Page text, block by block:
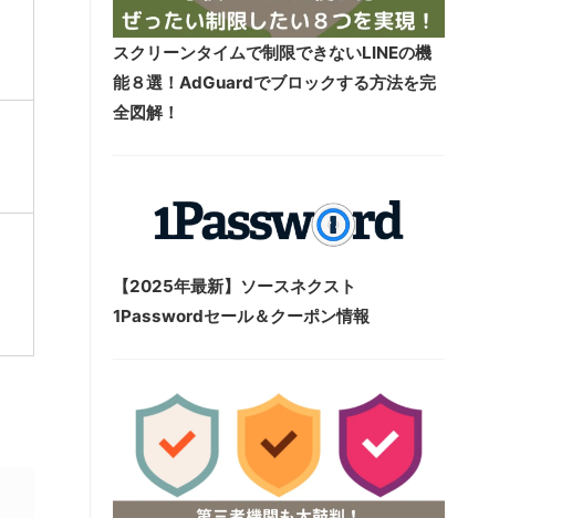
スクリーンタイムで制限できないLINEの機
能８選！AdGuardでブロックする方法を完
全図解！
【2025年最新】ソースネクスト
1Passwordセール＆クーポン情報